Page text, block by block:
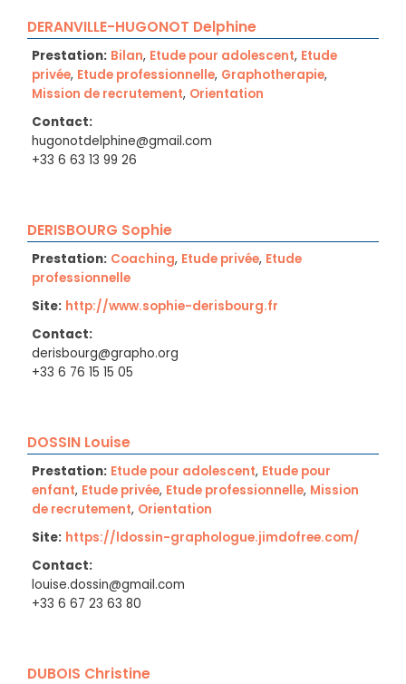
DERANVILLE-HUGONOT Delphine
Prestation: Bilan, Etude pour adolescent, Etude
privée, Etude professionnelle, Graphotherapie,
Mission de recrutement, Orientation
Contact:
hugonotdelphine@gmail.com
+33 6 63 13 99 26
DERISBOURG Sophie
Prestation: Coaching, Etude privée, Etude
professionnelle
Site: http://www.sophie-derisbourg.fr
Contact:
derisbourg@grapho.org
+33 6 76 15 15 05
DOSSIN Louise
Prestation: Etude pour adolescent, Etude pour
enfant, Etude privée, Etude professionnelle, Mission
de recrutement, Orientation
Site: https://ldossin-graphologue.jimdofree.com/
Contact:
louise.dossin@gmail.com
+33 6 67 23 63 80
DUBOIS Christine